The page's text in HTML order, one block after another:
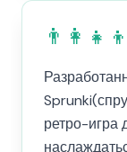
👨‍👩‍👧‍👦
ретро-игра